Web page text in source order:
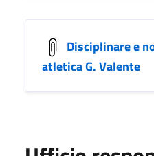
Disciplinare e
atletica G. Valente